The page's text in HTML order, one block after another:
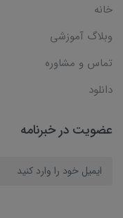
خانه
وبلاگ آموزشی
تماس و مشاوره
دانلود
عضویت در خبرنامه